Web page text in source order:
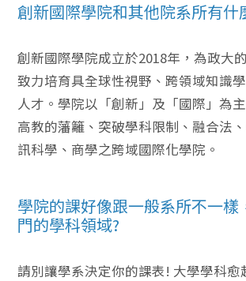
創新國際學院和其他院系所有什
創新國際學院成立於2018年，為政大
致力培育具全球性視野、跨領域知識
人才。學院以「創新」及「國際」為
高教的藩籬、突破學科限制、融合法
訊科學、商學之跨域國際化學院。
學院的課好像跟一般系所不一樣
門的學科領域?
請別讓學系決定你的課表! 大學學科愈